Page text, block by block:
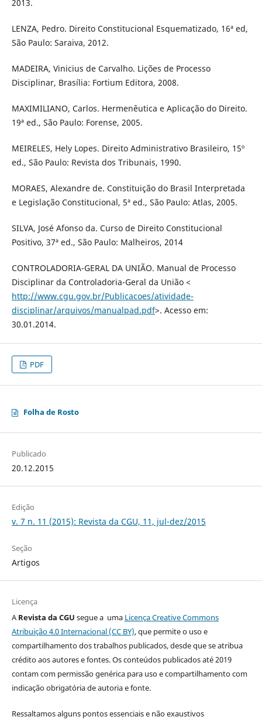
2013.
LENZA, Pedro. Direito Constitucional Esquematizado, 16ª ed,
São Paulo: Saraiva, 2012.
MADEIRA, Vinicius de Carvalho. Lições de Processo
Disciplinar, Brasília: Fortium Editora, 2008.
MAXIMILIANO, Carlos. Hermenêutica e Aplicação do Direito.
19ª ed., São Paulo: Forense, 2005.
MEIRELES, Hely Lopes. Direito Administrativo Brasileiro, 15º
ed., São Paulo: Revista dos Tribunais, 1990.
MORAES, Alexandre de. Constituição do Brasil Interpretada
e Legislação Constitucional, 5ª ed., São Paulo: Atlas, 2005.
SILVA, José Afonso da. Curso de Direito Constitucional
Positivo, 37ª ed., São Paulo: Malheiros, 2014
CONTROLADORIA-GERAL DA UNIÃO. Manual de Processo
Disciplinar da Controladoria-Geral da União <
http://www.cgu.gov.br/Publicacoes/atividade-
disciplinar/arquivos/manualpad.pdf>. Acesso em:
30.01.2014.
PDF
Folha de Rosto
Publicado
20.12.2015
Edição
v. 7 n. 11 (2015): Revista da CGU, 11, jul-dez/2015
Seção
Artigos
Licença
ARevista da CGU segue a uma Licença Creative Commons
Atribuição 4.0 Internacional (CC BY), que permite o uso e
compartilhamento dos trabalhos publicados, desde que se atribua
crédito aos autores e fontes. Os conteúdos publicados até 2019
contam com permissão genérica para uso e compartilhamento com
indicação obrigatória de autoria e fonte.
Ressaltamos alguns pontos essenciais e não exaustivos